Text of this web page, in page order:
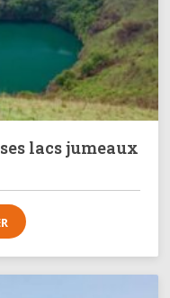
lacs jumeaux